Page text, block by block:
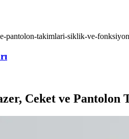
pantolon-takimlari-siklik-ve-
Ceket ve Pantolon